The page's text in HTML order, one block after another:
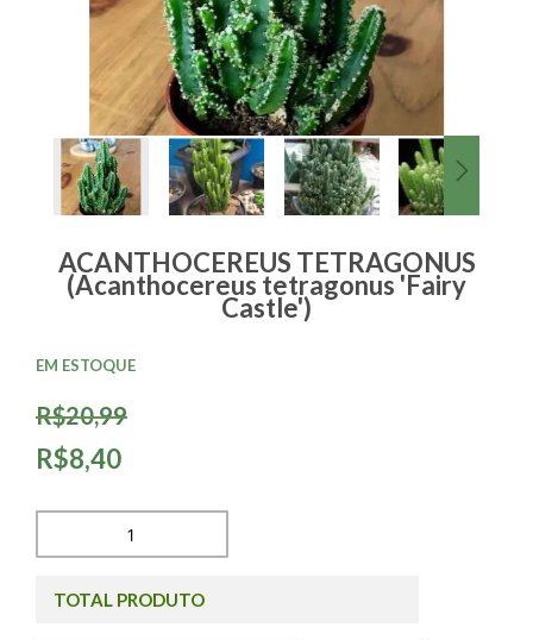
ACANTHOCEREUS TETRAGONUS
(Acanthocereus tetragonus 'Fairy
Castle')
R$20,99
R$8,40
EM ESTOQUE
TOTAL PRODUTO